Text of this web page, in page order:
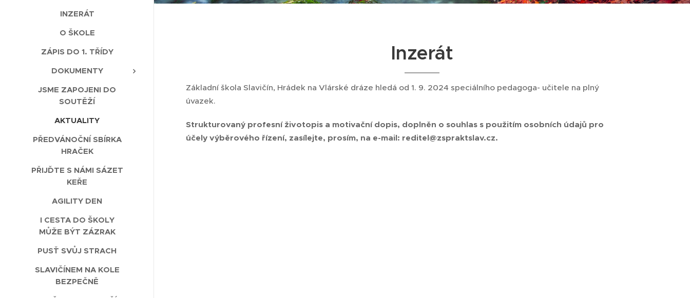
INZERÁT
O ŠKOLE
ZÁPIS DO 1. TŘÍDY
DOKUMENTY
JSME ZAPOJENI DO
SOUTĚŽÍ
AKTUALITY
PŘEDVÁNOČNÍ SBÍRKA
HRAČEK
PŘIJĎTE S NÁMI SÁZET
KEŘE
AGILITY DEN
I CESTA DO ŠKOLY
MŮŽE BÝT ZÁZRAK
PUSŤ SVŮJ STRACH
SLAVIČÍNEM NA KOLE
BEZPEČNĚ
Inzerát
Základní škola Slavičín, Hrádek na Vlárské dráze hledá od 1. 9. 2024 speciálního pedagoga- učitele na plný
úvazek.
Strukturovaný profesní životopis a motivační dopis, doplněn o souhlas s použitím osobních údajů pro
účely výběrového řízení, zasílejte, prosím, na e-mail: reditel@zspraktslav.cz.